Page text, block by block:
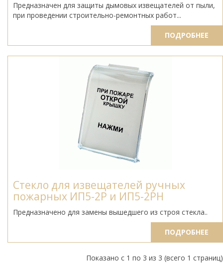
Предназначен для защиты дымовых извещателей от пыли,
при проведении строительно-ремонтных работ...
ПОДРОБНЕЕ
Стекло для извещателей ручных
пожарных ИП5-2Р и ИП5-2РН
Предназначено для замены вышедшего из строя стекла..
ПОДРОБНЕЕ
Показано с 1 по 3 из 3 (всего 1 страниц)